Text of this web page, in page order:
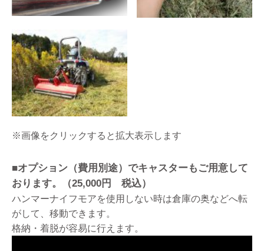
※画像をクリックすると拡大表示します
■オプション（費用別途）でキャスターもご用意して
おります。（25,000円 税込）
ハンマーナイフモアを使用しない時は倉庫の奥などへ転
がして、移動できます。
格納・着脱が容易に行えます。